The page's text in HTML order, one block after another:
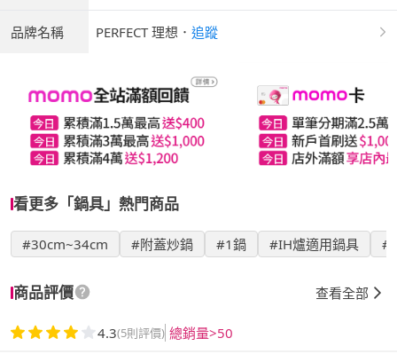
品牌名稱 PERFECT 理想 ． 追蹤
看更多「鍋具」熱門商品
#30cm~34cm #附蓋炒鍋 #1鍋 #IH爐適用鍋具 #
商品評價 查看全部
4.3(5則評價) 總銷量>50